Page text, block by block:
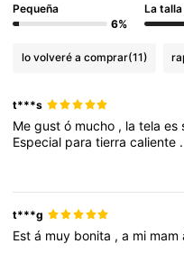
Pequeña
6%
La
lo volveré a comprar(11)
t***s
Megustó mucho , latelaes
Especial paratierracaliente .
t***g
Está muy bonita ,a mi mam